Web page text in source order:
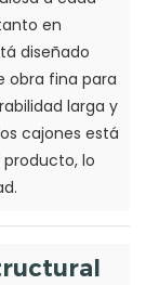
en
diseñado
obra fina para
larga y
cajones está
lo